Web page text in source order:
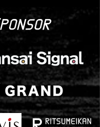
PONSOR